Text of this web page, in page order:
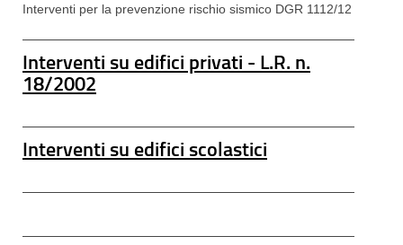
Interventi per la prevenzione rischio sismico DGR 1112/12
Interventi su edifici privati - L.R. n.
18/2002
Interventi su edifici scolastici